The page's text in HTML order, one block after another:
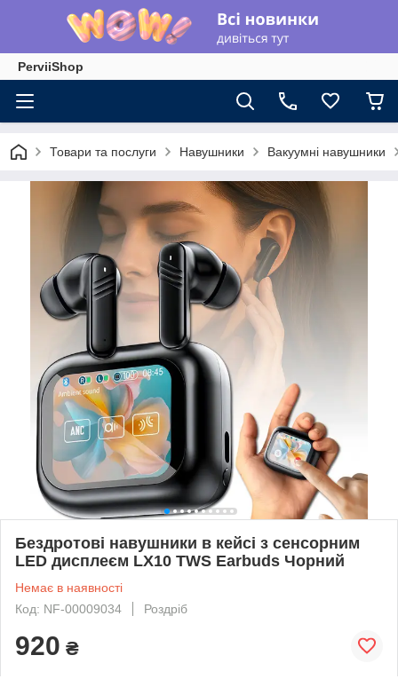
PerviiShop
Товари та послуги Навушники Вакуумні навушники
Бездротові навушники в кейсі з сенсорним
LED дисплеєм LX10 TWS Earbuds Чорний
Немає в наявності
Код: NF-00009034
Роздріб
920 ₴